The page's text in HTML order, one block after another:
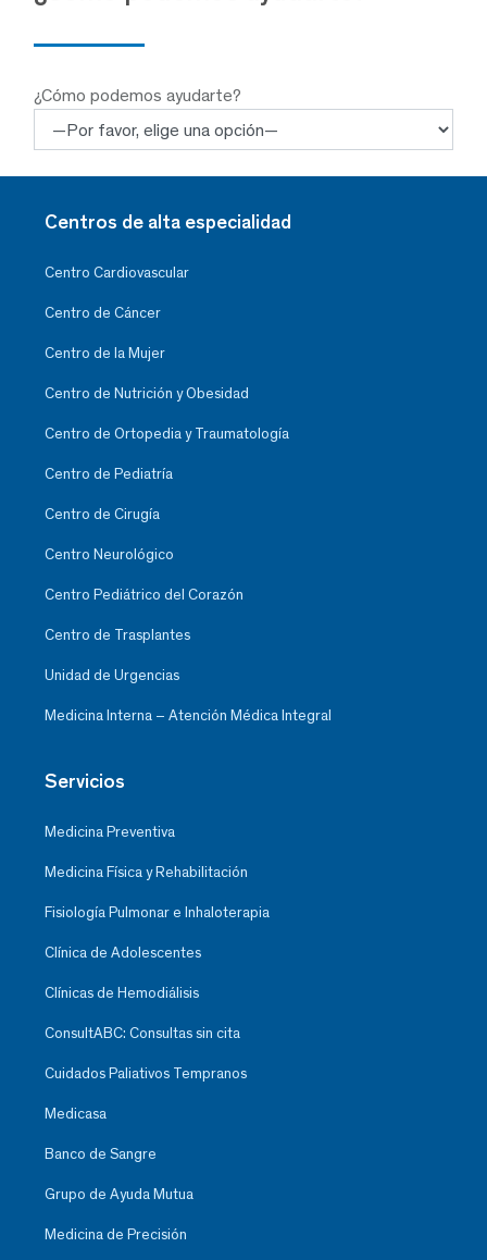
¿Cómo podemos ayudarte?
Centros de alta especialidad
Centro Cardiovascular
Centro de Cáncer
Centro de la Mujer
Centro de Nutrición y Obesidad
Centro de Ortopedia y Traumatología
Centro de Pediatría
Centro de Cirugía
Centro Neurológico
Centro Pediátrico del Corazón
Centro de Trasplantes
Unidad de Urgencias
Medicina Interna – Atención Médica Integral
Servicios
Medicina Preventiva
Medicina Física y Rehabilitación
Fisiología Pulmonar e Inhaloterapia
Clínica de Adolescentes
Clínicas de Hemodiálisis
ConsultABC: Consultas sin cita
Cuidados Paliativos Tempranos
Medicasa
Banco de Sangre
Grupo de Ayuda Mutua
Medicina de Precisión